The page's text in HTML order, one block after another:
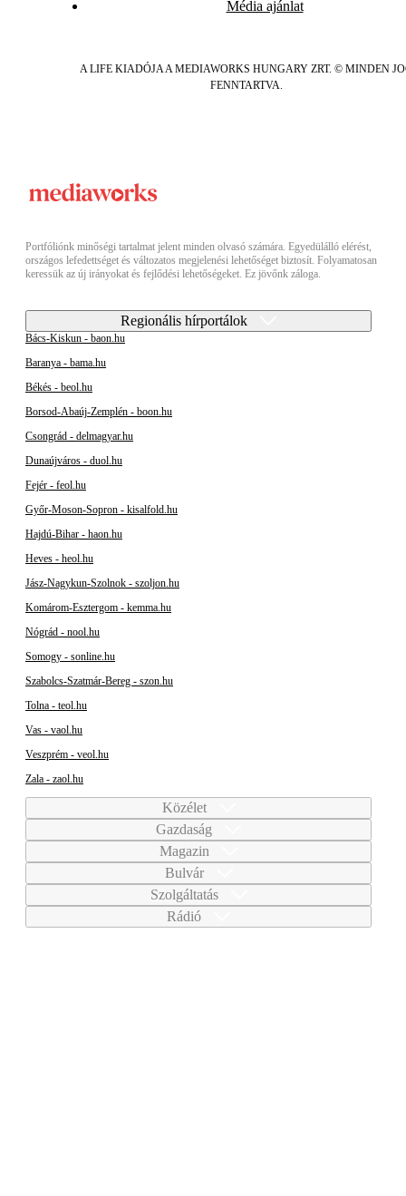
Média ajánlat
A LIFE KIADÓJA A MEDIAWORKS HUNGARY ZRT. © MINDEN
FENNTARTVA.
Portfóliónk minőségi tartalmat jelent minden olvasó számára. Egyedülálló elérést,
országos lefedettséget és változatos megjelenési lehetőséget biztosít. Folyamatosan
keressük az új irányokat és fejlődési lehetőségeket. Ez jövőnk záloga.
Regionális hírportálok
Bács-Kiskun - baon.hu
Baranya - bama.hu
Békés - beol.hu
Borsod-Abaúj-Zemplén - boon.hu
Csongrád - delmagyar.hu
Dunaújváros - duol.hu
Fejér - feol.hu
Győr-Moson-Sopron - kisalfold.hu
Hajdú-Bihar - haon.hu
Heves - heol.hu
Jász-Nagykun-Szolnok - szoljon.hu
Komárom-Esztergom - kemma.hu
Nógrád - nool.hu
Somogy - sonline.hu
Szabolcs-Szatmár-Bereg - szon.hu
Tolna - teol.hu
Vas - vaol.hu
Veszprém - veol.hu
Zala - zaol.hu
Közélet
Gazdaság
Magazin
Bulvár
Szolgáltatás
Rádió